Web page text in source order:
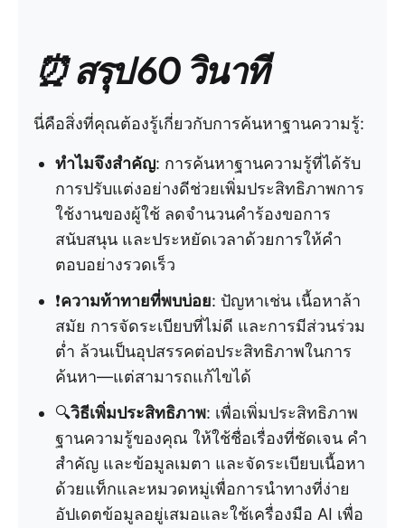
⏰ สรุป 60 วินาที
นี่คือสิ่งที่คุณต้องรู้เกี่ยวกับการค้นหาฐานความรู้:
ทำไมจึงสำคัญ: การค้นหาฐานความรู้ที่ได้รับ
การปรับแต่งอย่างดีช่วยเพิ่มประสิทธิภาพการ
ใช้งานของผู้ใช้ ลดจำนวนคำร้องขอการ
สนับสนุน และประหยัดเวลาด้วยการให้คำ
ตอบอย่างรวดเร็ว
❗ความท้าทายที่พบบ่อย: ปัญหาเช่น เนื้อหาล้า
สมัย การจัดระเบียบที่ไม่ดี และการมีส่วนร่วม
ต่ำ ล้วนเป็นอุปสรรคต่อประสิทธิภาพในการ
ค้นหา—แต่สามารถแก้ไขได้
🔍วิธีเพิ่มประสิทธิภาพ: เพื่อเพิ่มประสิทธิภาพ
ฐานความรู้ของคุณ ให้ใช้ชื่อเรื่องที่ชัดเจน คำ
สำคัญ และข้อมูลเมตา และจัดระเบียบเนื้อหา
ด้วยแท็กและหมวดหมู่เพื่อการนำทางที่ง่าย
อัปเดตข้อมูลอยู่เสมอและใช้เครื่องมือ AI เพื่อ